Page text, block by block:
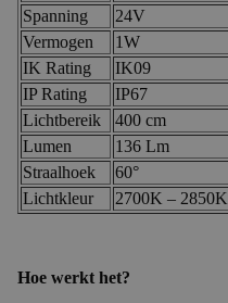
Spanning
24V
Vermogen
1W
IK Rating
IK09
IP Rating
IP67
Lichtbereik
400 cm
Lumen
136 Lm
Straalhoek
60°
Lichtkleur
2700K – 2850K
Hoe werkt het?